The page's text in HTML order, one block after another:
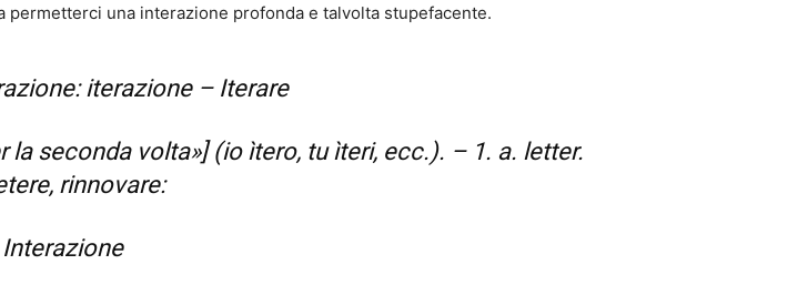
permetterci una interazione profonda e talvolta stupefacente.
iterazione – Iterare
la seconda volta»] (io ìtero, tu ìteri, ecc.). – 1. a. letter.
rinnovare:
Interazione